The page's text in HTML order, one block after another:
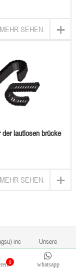
+
SEHEN.
der lautlosen brücke
+
SEHEN.
jiangsu) inc Unsere
0 whatsapp